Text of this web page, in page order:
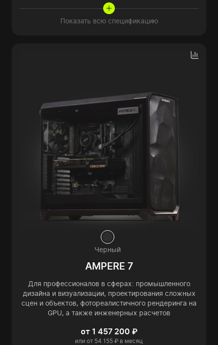
Показать всю спецификацию
Черный
AMPERE 7
Для профессионалов в сферах: промышленного
дизайна и визуализации, проектирования сложных
сцен и объектов, фотореалистичного рендеринга на
GPU, а также инженерных расчетов
от 1 457 200 ₽
или от 54 155 ₽ в месяц